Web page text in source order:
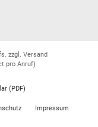
zzgl. Versand
pro Anruf)
(PDF)
Impressum